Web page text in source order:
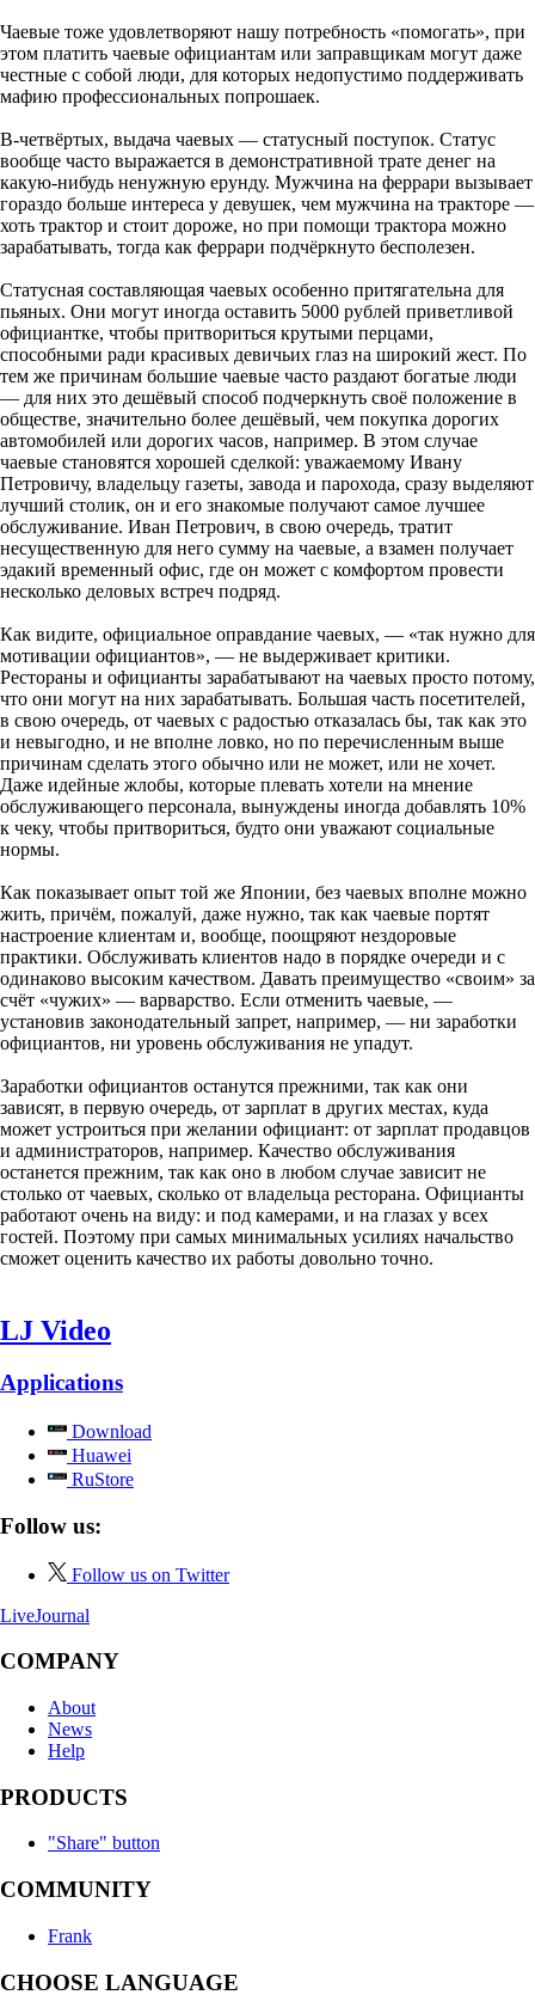
Чаевые тоже удовлетворяют нашу потребность «помогать», при
этом платить чаевые официантам или заправщикам могут даже
честные с собой люди, для которых недопустимо поддерживать
мафию профессиональных попрошаек.
В-четвёртых, выдача чаевых — статусный поступок. Статус
вообще часто выражается в демонстративной трате денег на
какую-нибудь ненужную ерунду. Мужчина на феррари вызывает
гораздо больше интереса у девушек, чем мужчина на тракторе —
хоть трактор и стоит дороже, но при помощи трактора можно
зарабатывать, тогда как феррари подчёркнуто бесполезен.
Статусная составляющая чаевых особенно притягательна для
пьяных. Они могут иногда оставить 5000 рублей приветливой
официантке, чтобы притвориться крутыми перцами,
способными ради красивых девичьих глаз на широкий жест. По
тем же причинам большие чаевые часто раздают богатые люди
— для них это дешёвый способ подчеркнуть своё положение в
обществе, значительно более дешёвый, чем покупка дорогих
автомобилей или дорогих часов, например. В этом случае
чаевые становятся хорошей сделкой: уважаемому Ивану
Петровичу, владельцу газеты, завода и парохода, сразу выделяют
лучший столик, он и его знакомые получают самое лучшее
обслуживание. Иван Петрович, в свою очередь, тратит
несущественную для него сумму на чаевые, а взамен получает
эдакий временный офис, где он может с комфортом провести
несколько деловых встреч подряд.
Как видите, официальное оправдание чаевых, — «так нужно для
мотивации официантов», — не выдерживает критики.
Рестораны и официанты зарабатывают на чаевых просто потому,
что они могут на них зарабатывать. Большая часть посетителей,
в свою очередь, от чаевых с радостью отказалась бы, так как это
и невыгодно, и не вполне ловко, но по перечисленным выше
причинам сделать этого обычно или не может, или не хочет.
Даже идейные жлобы, которые плевать хотели на мнение
обслуживающего персонала, вынуждены иногда добавлять 10%
к чеку, чтобы притвориться, будто они уважают социальные
нормы.
Как показывает опыт той же Японии, без чаевых вполне можно
жить, причём, пожалуй, даже нужно, так как чаевые портят
настроение клиентам и, вообще, поощряют нездоровые
практики. Обслуживать клиентов надо в порядке очереди и с
одинаково высоким качеством. Давать преимущество «своим» за
счёт «чужих» — варварство. Если отменить чаевые, —
установив законодательный запрет, например, — ни заработки
официантов, ни уровень обслуживания не упадут.
Заработки официантов останутся прежними, так как они
зависят, в первую очередь, от зарплат в других местах, куда
может устроиться при желании официант: от зарплат продавцов
и администраторов, например. Качество обслуживания
останется прежним, так как оно в любом случае зависит не
столько от чаевых, сколько от владельца ресторана. Официанты
работают очень на виду: и под камерами, и на глазах у всех
гостей. Поэтому при самых минимальных усилиях начальство
сможет оценить качество их работы довольно точно.
LJ Video
Applications
Download
Huawei
RuStore
Follow us:
Follow us on Twitter
LiveJournal
COMPANY
About
News
Help
PRODUCTS
"Share" button
COMMUNITY
Frank
CHOOSE LANGUAGE